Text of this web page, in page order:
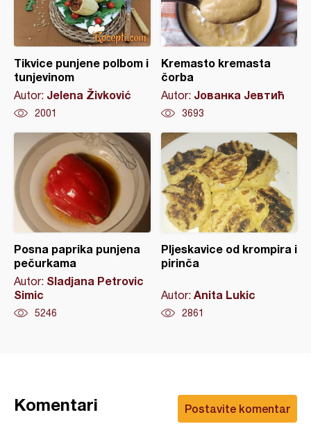
Tikvice punjene polbom i
tunjevinom
Autor: Jelena Živković
2001
Kremasto kremasta
čorba
Autor: Јованка Јевтић
3693
Posna paprika punjena
pečurkama
Autor: Sladjana Petrovic
Simic
5246
Pljeskavice od krompira i
pirinča
Autor: Anita Lukic
2861
Postavite komentar
Komentari